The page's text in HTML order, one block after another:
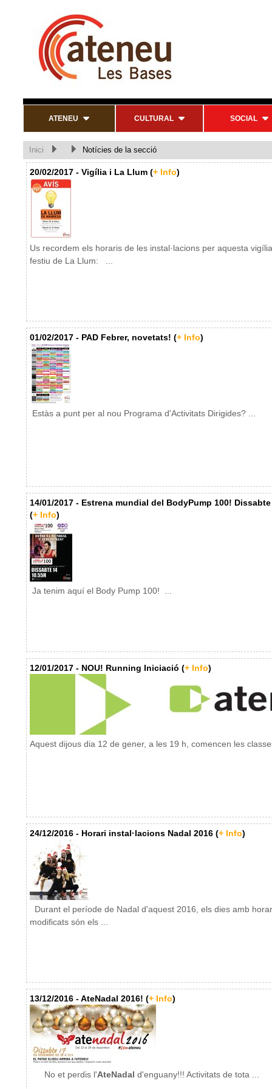
ATENEU CULTURAL SOCIAL
Inici Notícies de la secció
20/02/2017 - Vigília i La Llum (+ Info)
Us recordem els horaris de les instal·lacions per aquesta
festiu de La Llum: ...
01/02/2017 - PAD Febrer, novetats! (+ Info)
Estàs a punt per al nou Programa d'Activitats Dirigides? ...
14/01/2017 - Estrena mundial del BodyPump 100! Dissabte
(+ Info)
Ja tenim aquí el Body Pump 100! ...
12/01/2017 - NOU! Running Iniciació (+ Info)
Aquest dijous dia 12 de gener, a les 19 h, comencen les
24/12/2016 - Horari instal·lacions Nadal 2016 (+ Info)
Durant el període de Nadal d'aquest 2016, els dies amb
modificats són els ...
13/12/2016 - AteNadal 2016! (+ Info)
No et perdis l'AteNadal d'enguany!!! Activitats de tota ...